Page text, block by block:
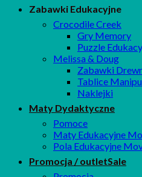
Zabawki Edukacyjne
Crocodile Creek
Gry Memory
Puzzle
Melissa & Doug
Zabawki
Tablice
Naklejki
Maty Dydaktyczne
Pomoce
Maty Edukacyjne
Pola Edukacyjne
Promocja / outlet